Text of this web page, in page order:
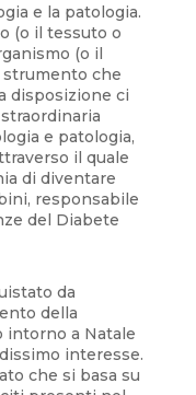
e la patologia.
(o il tessuto o
(o il
strumento che
disposizione ci
e patologia,
il quale
di diventare
responsabile
del Diabete
da
della
intorno a Natale
interesse.
che si basa su